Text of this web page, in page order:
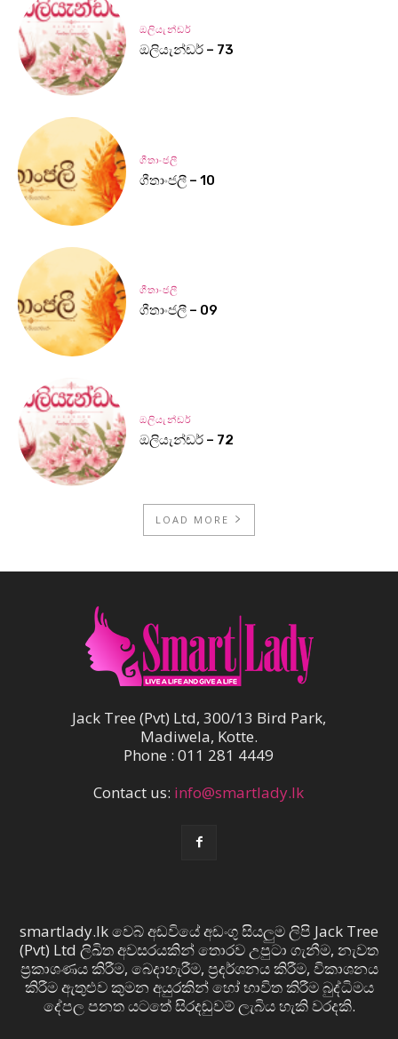
ඔලියැන්ඩර්
ඔලියැන්ඩර් – 73
ගීතාංජලී
ගීතාංජලී – 10
ගීතාංජලී
ගීතාංජලී – 09
ඔලියැන්ඩර්
ඔලියැන්ඩර් – 72
LOAD MORE
Jack Tree (Pvt) Ltd, 300/13 Bird Park,
Madiwela, Kotte.
Phone : 011 281 4449
Contact us: info@smartlady.lk
smartlady.lk වෙබ් අඩවියේ අඩංගු සියලුම ලිපි Jack Tree
(Pvt) Ltd ලිඛිත අවසරයකින් තොරව උපුටා ගැනීම, නැවත
ප්‍රකාශණය කිරීම, බෙදාහැරීම, ප්‍රදර්ශනය කිරීම, විකාශනය
කිරීම ඇතුළුව කුමන අයුරකින් හෝ භාවිත කිරීම බුද්ධිමය
දේපල පනත යටතේ සිරදඬුවම් ලැබිය හැකි වරදකි.